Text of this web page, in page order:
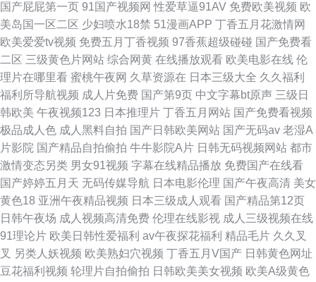
国产屁屁第一页 91国产视频网 性爱草逼91AV 免费欧美视频 欧
美岛国一区二区 少妇喷水18禁 51漫画APP 丁香五月花激情网
欧美爱爱tv视频 免费五月丁香视频 97香蕉超级碰碰 国产免费看
二区 三级黄色片网站 综合网黄 在线播放观看 欧美电影在线 伦
理片在哪里看 蜜桃午夜网 久草资源在 日本三级大全 久久福利
福利所导航视频 成人片免费 国产第9页 中文字幕bt原声 三级日
韩欧美 午夜视频123 日本推理片 丁香五月网站 国产免费看视频
极品成人色 成人黑料自拍 国产日韩欧美网站 国产无码av 老湿A
片影院 国产精品自拍偷拍 牛牛影院A片 日韩无码视频网站 都市
激情变态另类 男女91视频 字幕在线精品播放 免费国产在线看
国产婷婷五月天 无码传媒导航 日本电影伦理 国产午夜高清 美女
黄色18 亚洲午夜精品视频 日本三级成人观看 国产精品第12页
日韩午夜场 成人视频高清免费 伦理在线影视 成人三级视频在线
91理论片 欧美日韩性爱福利 av午夜探花福利 精品毛片 久久叉
叉 另类人妖视频 欧美熟妇穴视频 丁香五月V国产 日韩黄色网址
豆花福利视频 轮理片自拍偷拍 日韩欧美美女视频 欧美A级黄色